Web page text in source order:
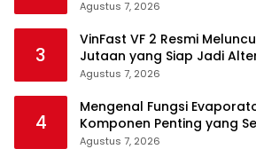
Agustus 7, 2026
3
VinFast VF 2 Resmi
Jutaan yang Siap Jadi
Motor
Agustus 7, 2026
4
Mengenal Fungsi
Komponen Penting yang
Agustus 7, 2026